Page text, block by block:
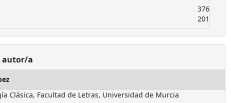
376
201
autor/a
Clásica, Facultad de Letras, Universidad de Murcia